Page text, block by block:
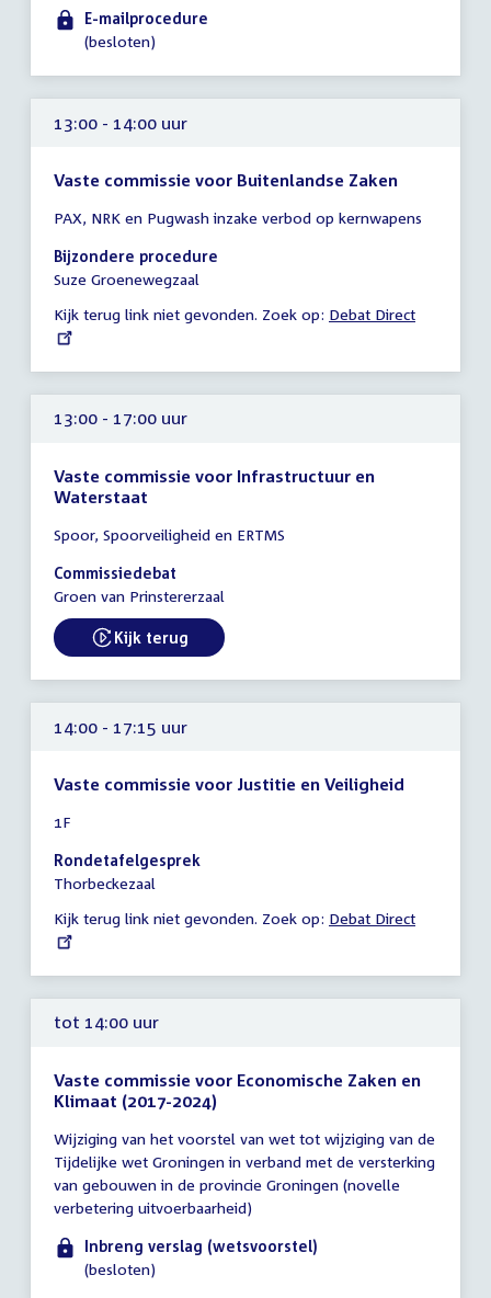
uur
E-mailprocedure
(besloten)
13:00 - 14:00 uur
Vaste commissie voor Buitenlandse Zaken
vergadering
13:00
-
uur
PAX, NRK en Pugwash inzake verbod op kernwapens
Bijzondere procedure
Suze Groenewegzaal
Kijk terug link niet gevonden. Zoek op: External
Debat Direct
13:00 - 17:00 uur
Vaste commissie voor Infrastructuur en
Waterstaat
vergadering
13:00
-
uur
Spoor, Spoorveiligheid en ERTMS
Commissiedebat
Groen van Prinstererzaal
External link:
Kijk terug
14:00 - 17:15 uur
Vaste commissie voor Justitie en Veiligheid
vergadering
14:00
-
uur
1F
Rondetafelgesprek
Thorbeckezaal
Kijk terug link niet gevonden. Zoek op: External
Debat Direct
tot 14:00 uur
Vaste commissie voor Economische Zaken en
Klimaat (2017-2024)
vergadering
tot
14:00
uur
Wijziging van het voorstel van wet tot wijziging van de
Tijdelijke wet Groningen in verband met de versterking
van gebouwen in de provincie Groningen (novelle
verbetering uitvoerbaarheid)
Inbreng verslag (wetsvoorstel)
(besloten)